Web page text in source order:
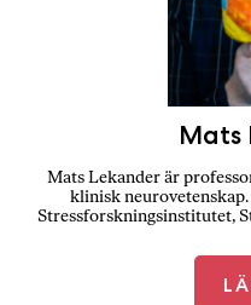
Mats
Mats Lekander är
klinisk
Stressforskningsinstitutet,